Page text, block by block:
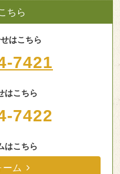
ちら
はこちら
7421
はこちら
7422
はこちら
ーム